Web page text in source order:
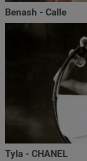
Benash - Calle
Tyla - CHANEL